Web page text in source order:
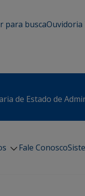
para buscaOuvidoria
de Estado de
Fale Conosco